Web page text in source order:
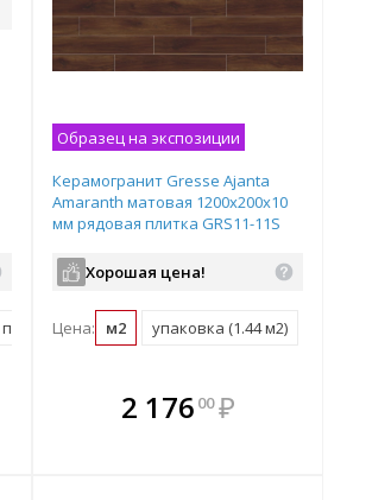
поддон (39 м2)
В комплекте
всегда выгоднее!
Образец на экспозиции
Керамогранит Gresse Ajanta
Amaranth матовая 1200х200х10
мм рядовая плитка GRS11-11S
Хорошая цена!
Цена: м2 упаковка (1.44 м2)
2 176 00 ₽